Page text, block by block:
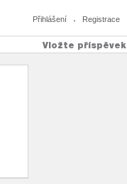
Přihlášení Registrace
Vložte příspěvek